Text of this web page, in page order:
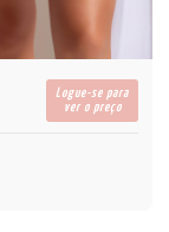
Logue-se para
ver o preço